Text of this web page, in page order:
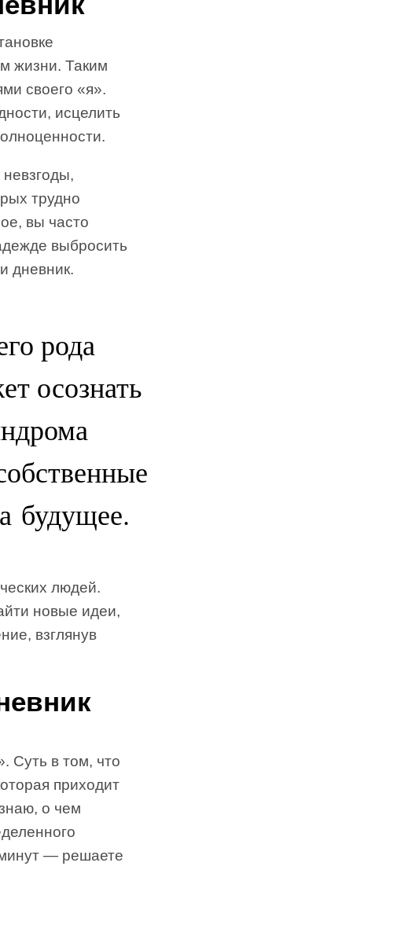
жизни. Таким
своего «я».
исцелить
трудно
вы часто
выбросить
дневник.
рода
осознать
будущее.
людей.
новые идеи,
взглянув
Суть в том, что
приходит
о чем
— решаете